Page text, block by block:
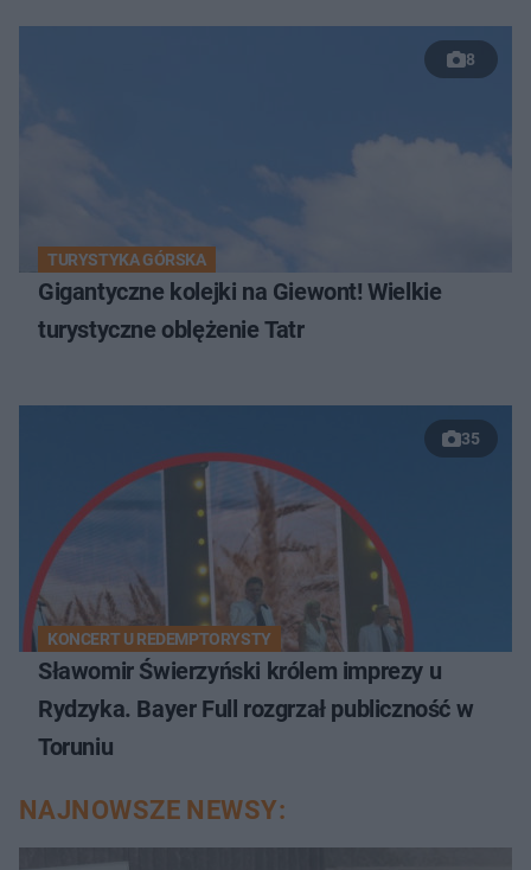
8
TURYSTYKA GÓRSKA
Gigantyczne kolejki na Giewont! Wielkie
turystyczne oblężenie Tatr
35
KONCERT U REDEMPTORYSTY
Sławomir Świerzyński królem imprezy u
Rydzyka. Bayer Full rozgrzał publiczność w
Toruniu
NAJNOWSZE NEWSY: